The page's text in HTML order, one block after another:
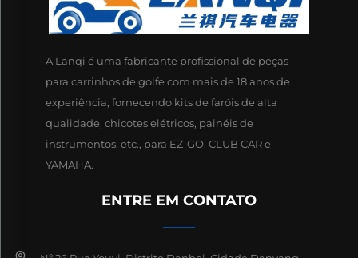
A Lanqi é uma fabricante profissional de peças
para carrinhos de golfe com mais de 18 anos de
experiência, fornecendo kits de faróis de alta
qualidade, chicotes elétricos, painéis de
instrumentos, etc., para EZ-GO, CLUB CAR e
YAMAHA.
ENTRE EM CONTATO